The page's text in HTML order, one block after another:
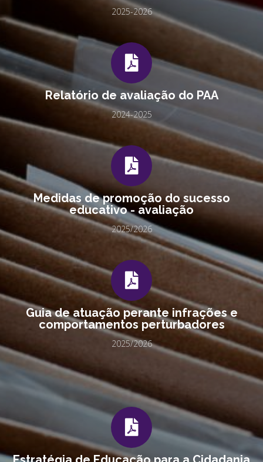
2025-2026
Relatório de avaliação do PAA
2024-2025
Medidas de promoção do sucesso
educativo - avaliação
2025/2026
Guia de atuação perante infrações e
comportamentos perturbadores
2025/2026